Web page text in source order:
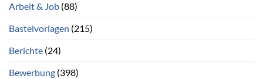
Arbeit & Job (88)
Bastelvorlagen (215)
Berichte (24)
Bewerbung (398)